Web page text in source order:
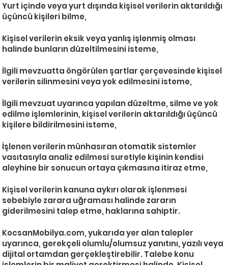
Yurt içinde veya yurt dışında kişisel verilerin aktarıldığı
üçüncü kişileri bilme,
Kişisel verilerin eksik veya yanlış işlenmiş olması
halinde bunların düzeltilmesini isteme,
İlgili mevzuatta öngörülen şartlar çerçevesinde kişisel
verilerin silinmesini veya yok edilmesini isteme,
İlgili mevzuat uyarınca yapılan düzeltme, silme ve yok
edilme işlemlerinin, kişisel verilerin aktarıldığı üçüncü
kişilere bildirilmesini isteme,
İşlenen verilerin münhasıran otomatik sistemler
vasıtasıyla analiz edilmesi suretiyle kişinin kendisi
aleyhine bir sonucun ortaya çıkmasına itiraz etme,
Kişisel verilerin kanuna aykırı olarak işlenmesi
sebebiyle zarara uğraması halinde zararın
giderilmesini talep etme, haklarına sahiptir.
KocsanMobilya.com, yukarıda yer alan talepler
uyarınca, gerekçeli olumlu/olumsuz yanıtını, yazılı veya
dijital ortamdan gerçekleştirebilir. Talebe konu